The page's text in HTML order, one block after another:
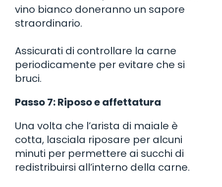
vino bianco doneranno un sapore
straordinario.
Assicurati di controllare la carne
periodicamente per evitare che si
bruci.
Passo 7: Riposo e affettatura
Una volta che l’arista di maiale è
cotta, lasciala riposare per alcuni
minuti per permettere ai succhi di
redistribuirsi all’interno della carne.